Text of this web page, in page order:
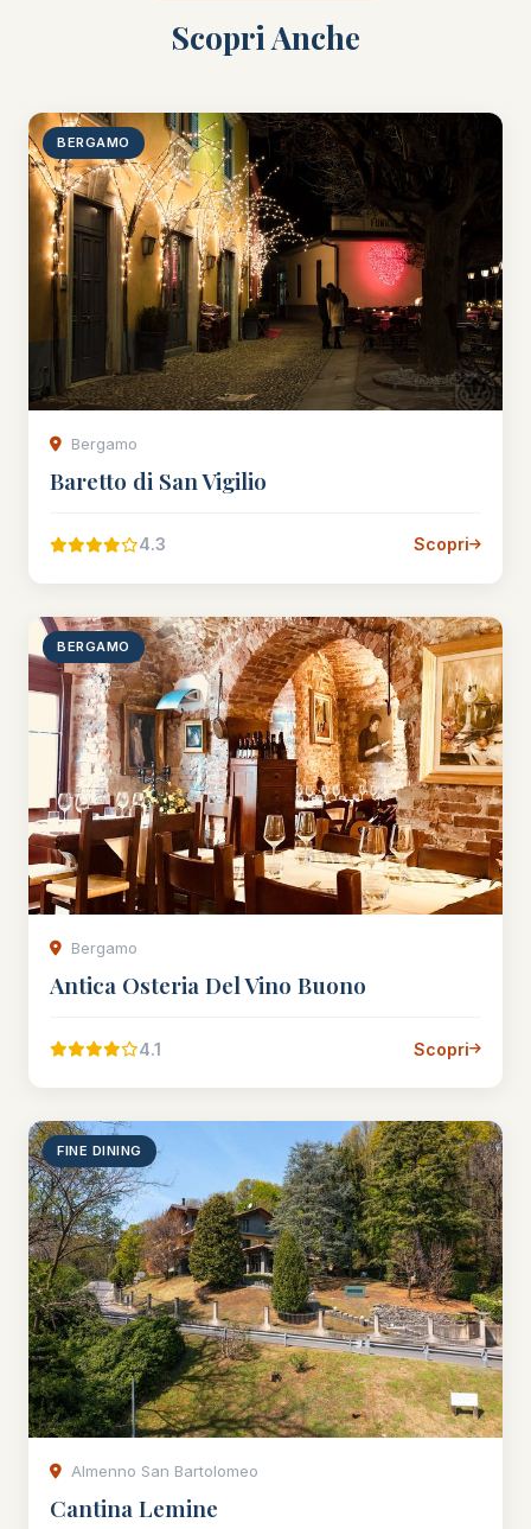
Scopri Anche
BERGAMO
Bergamo
Baretto di San Vigilio
4.3 Scopri
BERGAMO
Bergamo
Antica Osteria Del Vino Buono
4.1 Scopri
FINE DINING
Almenno San Bartolomeo
Cantina Lemine